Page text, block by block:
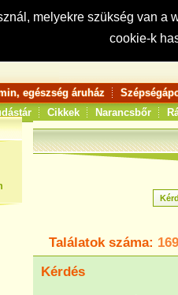
melyekre szükség van
cookie-k
Keresés:
egészség áruház
Cikkek Narancsbőr
Találatok száma:
Kérdés